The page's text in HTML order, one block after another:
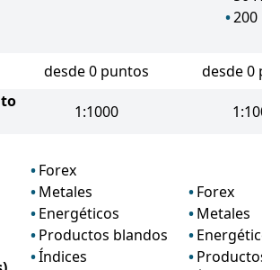
200
desde 0 puntos
desde 0
1:1000 1:1000
Forex
Metales
Energéticos
Productos blandos
Índices
Forex
Metales
Energéticos
Productos